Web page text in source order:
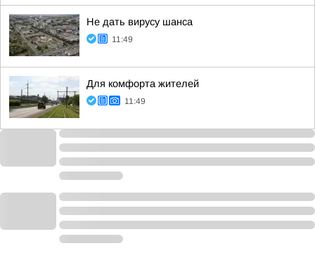
Не дать вирусу шанса
11:49
Для комфорта жителей
11:49